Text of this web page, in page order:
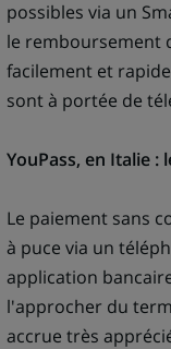
possibles via un
le remboursement
facilement et
sont à portée de
YouPass, en Italie
Le paiement sans
à puce via un
application
l'approcher du
accrue très